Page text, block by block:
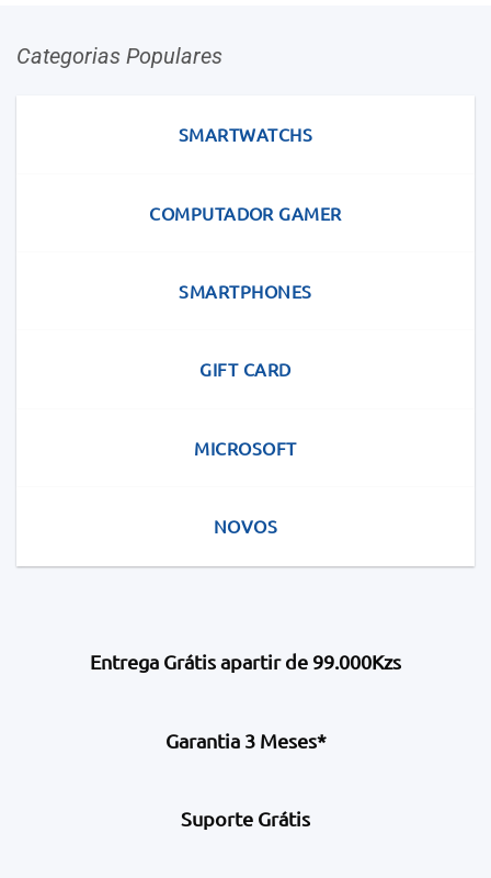
Categorias Populares
SMARTWATCHS
COMPUTADOR GAMER
SMARTPHONES
GIFT CARD
MICROSOFT
NOVOS
Entrega Grátis apartir de 99.000Kzs
Garantia 3 Meses*
Suporte Grátis